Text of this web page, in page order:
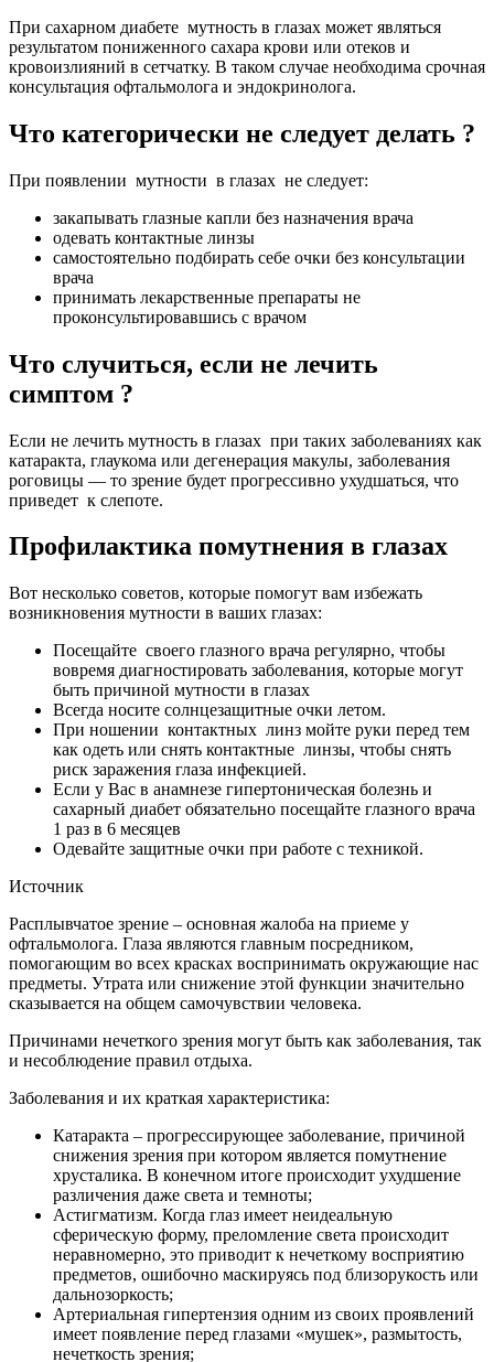
При сахарном диабете мутность в глазах может являться
результатом пониженного сахара крови или отеков и
кровоизлияний в сетчатку. В таком случае необходима срочная
консультация офтальмолога и эндокринолога.
Что категорически не следует делать ?
При появлении мутности в глазах не следует:
закапывать глазные капли без назначения врача
одевать контактные линзы
самостоятельно подбирать себе очки без консультации
врача
принимать лекарственные препараты не
проконсультировавшись с врачом
Что случиться, если не лечить
симптом ?
Если не лечить мутность в глазах при таких заболеваниях как
катаракта, глаукома или дегенерация макулы, заболевания
роговицы — то зрение будет прогрессивно ухудшаться, что
приведет к слепоте.
Профилактика помутнения в глазах
Вот несколько советов, которые помогут вам избежать
возникновения мутности в ваших глазах:
Посещайте своего глазного врача регулярно, чтобы
вовремя диагностировать заболевания, которые могут
быть причиной мутности в глазах
Всегда носите солнцезащитные очки летом.
При ношении контактных линз мойте руки перед тем
как одеть или снять контактные линзы, чтобы снять
риск заражения глаза инфекцией.
Если у Вас в анамнезе гипертоническая болезнь и
сахарный диабет обязательно посещайте глазного врача
1 раз в 6 месяцев
Одевайте защитные очки при работе с техникой.
Источник
Расплывчатое зрение – основная жалоба на приеме у
офтальмолога. Глаза являются главным посредником,
помогающим во всех красках воспринимать окружающие нас
предметы. Утрата или снижение этой функции значительно
сказывается на общем самочувствии человека.
Причинами нечеткого зрения могут быть как заболевания, так
и несоблюдение правил отдыха.
Заболевания и их краткая характеристика:
Катаракта – прогрессирующее заболевание, причиной
снижения зрения при котором является помутнение
хрусталика. В конечном итоге происходит ухудшение
различения даже света и темноты;
Астигматизм. Когда глаз имеет неидеальную
сферическую форму, преломление света происходит
неравномерно, это приводит к нечеткому восприятию
предметов, ошибочно маскируясь под близорукость или
дальнозоркость;
Артериальная гипертензия одним из своих проявлений
имеет появление перед глазами «мушек», размытость,
нечеткость зрения;